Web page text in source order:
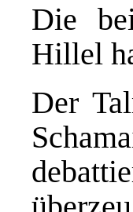
Die
Hillel
Der